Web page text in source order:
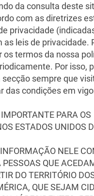
da consulta deste
com as diretrizes
privacidade
as leis de privacidade.
os termos da nossa
Por isso,
sempre que
das condições em
PARA OS
ESTADOS UNIDOS
NELE
QUE
DO TERRITÓRIO
QUE SEJAM